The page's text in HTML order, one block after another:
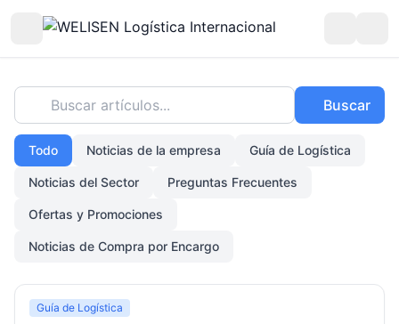
Buscar artículos... Buscar
Todo Noticias de la empresa Guía de Logística
Noticias del Sector Preguntas Frecuentes
Ofertas y Promociones
Noticias de Compra por Encargo
Guía de Logística